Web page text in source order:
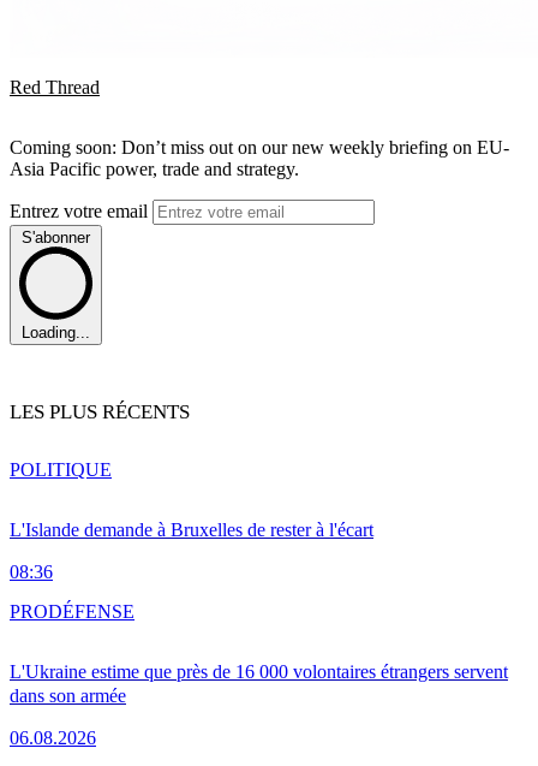
Red Thread
Coming soon: Don’t miss out on our new weekly briefing on EU-
Asia Pacific power, trade and strategy.
Entrez votre email
S'abonner
Loading...
LES PLUS RÉCENTS
L'Islande demande à Bruxelles de rester à l'écart
08:36
POLITIQUE
L'Ukraine estime que près de 16 000 volontaires étrangers servent
dans son armée
06.08.2026
PRODÉFENSE